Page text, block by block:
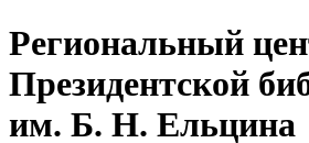
Региональный
Президентской
им. Б. Н. Ельцина